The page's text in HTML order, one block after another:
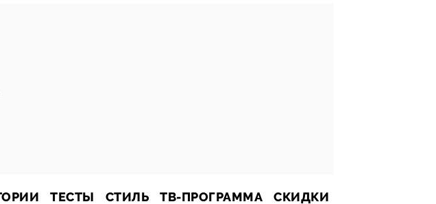
ТЕСТЫ СТИЛЬ ТВ-ПРОГРАММА СКИДКИ